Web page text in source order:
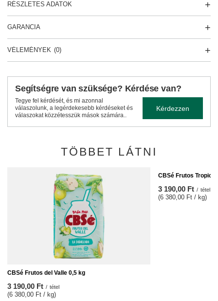
RÉSZLETES ADATOK
GARANCIA
VÉLEMÉNYEK (0)
Segítségre van szüksége? Kérdése van?
Tegye fel kérdését, és mi azonnal
válaszolunk, a legérdekesebb kérdéseket és
válaszokat közzétesszük mások számára..
Kérdezzen
TÖBBET LÁTNI
CBSé Frutos del Valle 0,5 kg
3 190,00 Ft / tétel
(6 380,00 Ft / kg)
CBSé Frutos
3 190,00 Ft / tétel
(6 380,00 Ft / kg)